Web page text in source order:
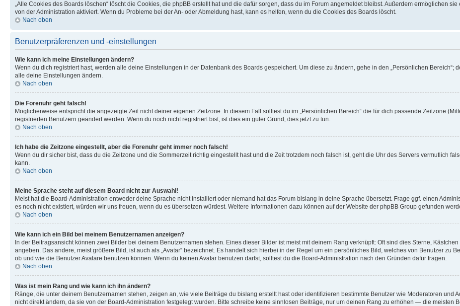
„Alle Cookies des Boards löschen“ löscht die Cookies, die phpBB erstellt hat und die dafür sorgen, dass du im Forum angemeldet bleibst. Außerdem ermöglichen
von der Administration aktiviert. Wenn du Probleme bei der An- oder Abmeldung hast, kann es helfen, wenn du die Cookies des Boards löscht.
Nach oben
Benutzerpräferenzen und -einstellungen
Wie kann ich meine Einstellungen ändern?
Wenn du dich registriert hast, werden alle deine Einstellungen in der Datenbank des Boards gespeichert. Um diese zu ändern, gehe in den „Persönlichen Bereich“;
alle deine Einstellungen ändern.
Nach oben
Die Forenuhr geht falsch!
Möglicherweise entspricht die angezeigte Zeit nicht deiner eigenen Zeitzone. In diesem Fall solltest du im „Persönlichen Bereich“ die für dich passende Zeitzone
registrierten Benutzern geändert werden. Wenn du noch nicht registriert bist, ist dies ein guter Grund, dies jetzt zu tun.
Nach oben
Ich habe die Zeitzone eingestellt, aber die Forenuhr geht immer noch falsch!
Wenn du dir sicher bist, dass du die Zeitzone und die Sommerzeit richtig eingestellt hast und die Zeit trotzdem noch falsch ist, geht die Uhr des Servers vermutlich
kann.
Nach oben
Meine Sprache steht auf diesem Board nicht zur Auswahl!
Meist hat die Board-Administration entweder deine Sprache nicht installiert oder niemand hat das Forum bislang in deine Sprache übersetzt. Frage ggf. einen
es noch nicht existiert, würden wir uns freuen, wenn du es übersetzen würdest. Weitere Informationen dazu können auf der Website der phpBB Group gefunden
Nach oben
Wie kann ich ein Bild bei meinem Benutzernamen anzeigen?
In der Beitragsansicht können zwei Bilder bei deinem Benutzernamen stehen. Eines dieser Bilder ist meist mit deinem Rang verknüpft: Oft sind dies Sterne,
angeben. Das andere, meist größere Bild, ist auch als „Avatar“ bezeichnet. Es handelt sich hierbei in der Regel um ein persönliches Bild, welches von Benutzer zu
ob und wie die Benutzer Avatare benutzen können. Wenn du keinen Avatar benutzen darfst, solltest du die Board-Administration nach den Gründen dafür fragen.
Nach oben
Was ist mein Rang und wie kann ich ihn ändern?
Ränge, die unter deinem Benutzernamen stehen, zeigen an, wie viele Beiträge du bislang erstellt hast oder identifizieren bestimmte Benutzer wie Moderatoren und
nicht direkt ändern, da sie von der Board-Administration festgelegt wurden. Bitte schreibe keine sinnlosen Beiträge, nur um deinen Rang zu erhöhen — die meisten